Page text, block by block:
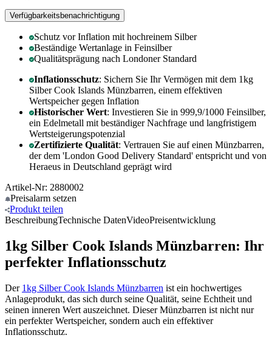
Verfügbarkeitsbenachrichtigung
Schutz vor Inflation mit hochreinem Silber
Beständige Wertanlage in Feinsilber
Qualitätsprägung nach Londoner Standard
Inflationsschutz: Sichern Sie Ihr Vermögen mit dem 1kg
Silber Cook Islands Münzbarren, einem effektiven
Wertspeicher gegen Inflation
Historischer Wert: Investieren Sie in 999,9/1000 Feinsilber,
ein Edelmetall mit beständiger Nachfrage und langfristigem
Wertsteigerungspotenzial
Zertifizierte Qualität: Vertrauen Sie auf einen Münzbarren,
der dem 'London Good Delivery Standard' entspricht und von
Heraeus in Deutschland geprägt wird
Artikel-Nr: 2880002
Preisalarm setzen
Produkt teilen
BeschreibungTechnische DatenVideoPreisentwicklung
1kg Silber Cook Islands Münzbarren: Ihr
perfekter Inflationsschutz
Der 1kg Silber Cook Islands Münzbarren ist ein hochwertiges
Anlageprodukt, das sich durch seine Qualität, seine Echtheit und
seinen inneren Wert auszeichnet. Dieser Münzbarren ist nicht nur
ein perfekter Wertspeicher, sondern auch ein effektiver
Inflationsschutz.